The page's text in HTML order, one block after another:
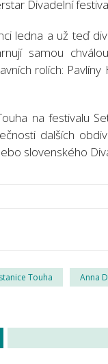
Divadelní
ledna a už teď
samou
rolích: Pavlíny
na festivalu
dalších
slovenského
Touha Anna